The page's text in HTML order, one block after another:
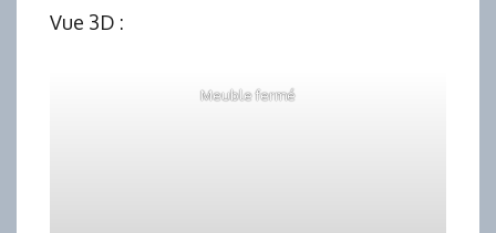
Vue 3D :
Meuble fermé